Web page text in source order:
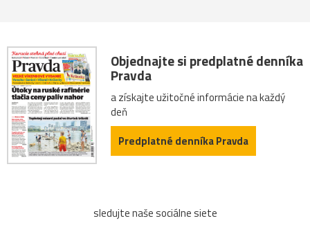
Objednajte si predplatné denníka
Pravda
a získajte užitočné informácie na každý
deň
Predplatné denníka Pravda
sledujte naše sociálne siete